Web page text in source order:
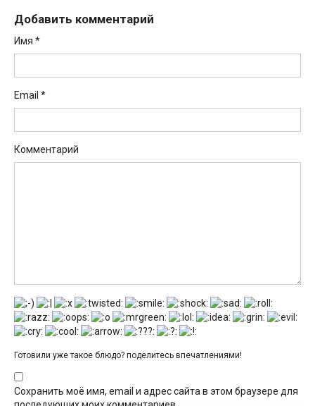
Добавить комментарий
Имя *
Email *
Комментарий
Готовили уже такое блюдо? поделитесь впечатлениями!
Сохранить моё имя, email и адрес сайта в этом браузере для